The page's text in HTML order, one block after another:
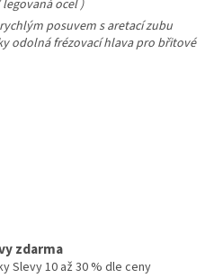
legovaná ocel )
posuvem s aretací zubu
odolná frézovací hlava pro břitové
zdarma
Slevy 10 až 30 % dle ceny